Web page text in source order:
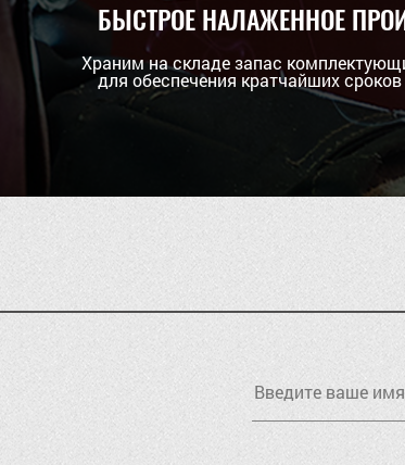
БЫСТРОЕ НАЛАЖЕННОЕ
Храним на складе запас
для обеспечения кратчайших